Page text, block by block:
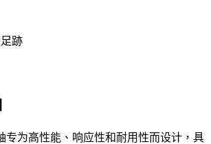
跡
专为高性能、响应性和耐用性而设计，具